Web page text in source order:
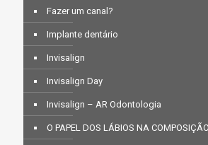
Fazer um canal?
Implante dentário
Invisalign
Invisalign Day
Invisalign – AR Odontologia
O PAPEL DOS LÁBIOS NA